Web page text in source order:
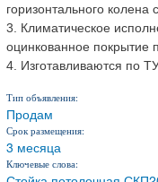
горизонтального колена
3. Климатическое
оцинкованное покрытие
4. Изготавливаются по
Тип объявления:
Продам
Срок размещения:
3 месяца
Ключевые слова: